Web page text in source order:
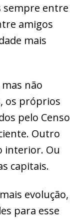
sempre entre
amigos
mais
não
os próprios
pelo Censo
Outro
interior. Ou
capitais.
evolução,
para esse